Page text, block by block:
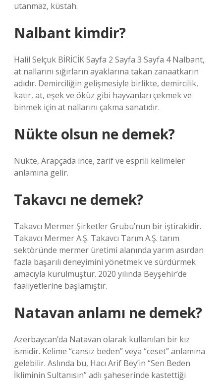
utanmaz, küstah.
Nalbant kimdir?
Halil Selçuk BİRİCİK Sayfa 2 Sayfa 3 Sayfa 4 Nalbant,
at nallarını sığırların ayaklarına takan zanaatkarın
adıdır. Demirciliğin gelişmesiyle birlikte, demircilik,
katır, at, eşek ve öküz gibi hayvanları çekmek ve
binmek için at nallarını çakma sanatıdır.
Nükte olsun ne demek?
Nukte, Arapçada ince, zarif ve esprili kelimeler
anlamına gelir.
Takavcı ne demek?
Takavcı Mermer Şirketler Grubu’nun bir iştirakidir.
Takavcı Mermer A.Ş. Takavcı Tarım A.Ş. tarım
sektöründe mermer üretimi alanında yarım asırdan
fazla başarılı deneyimini yönetmek ve sürdürmek
amacıyla kurulmuştur. 2020 yılında Beyşehir’de
faaliyetlerine başlamıştır.
Natavan anlamı ne demek?
Azerbaycan’da Natavan olarak kullanılan bir kız
ismidir. Kelime “cansız beden” veya “ceset” anlamına
gelebilir. Aslında bu, Hacı Arif Bey’in “Sen Beden
İkliminin Sultanısın” adlı şaheserinde kastettiği